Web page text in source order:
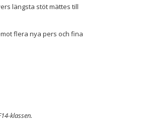
längsta stöt mättes till
flera nya pers och fina
klassen.